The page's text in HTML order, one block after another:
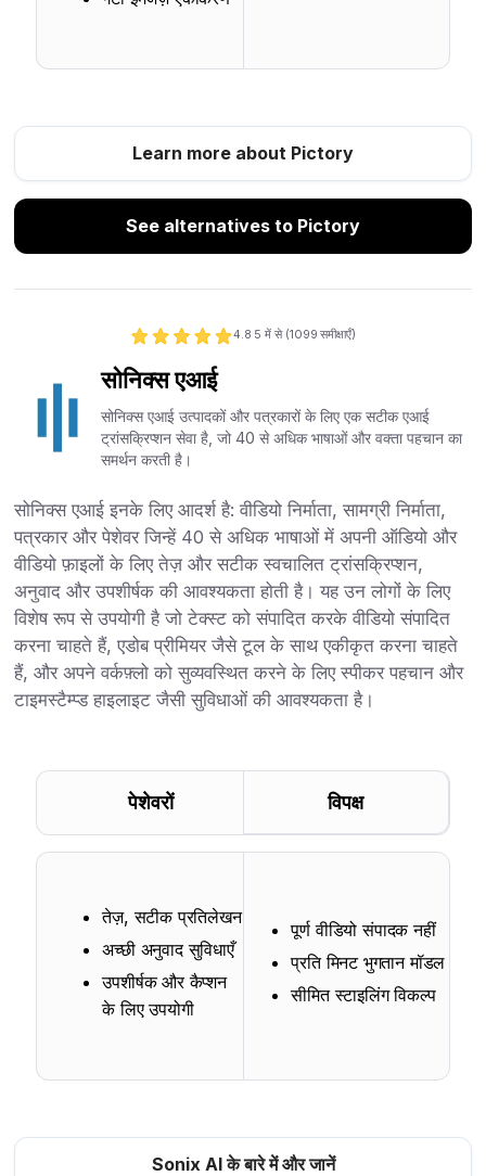
Learn more about Pictory
See alternatives to Pictory
4.8 5 में से (1099 समीक्षाएँ)
सोनिक्स एआई
सोनिक्स एआई उत्पादकों और पत्रकारों के लिए एक सटीक एआई
ट्रांसक्रिप्शन सेवा है, जो 40 से अधिक भाषाओं और वक्ता पहचान का
समर्थन करती है।
सोनिक्स एआई इनके लिए आदर्श है: वीडियो निर्माता, सामग्री निर्माता,
पत्रकार और पेशेवर जिन्हें 40 से अधिक भाषाओं में अपनी ऑडियो और
वीडियो फ़ाइलों के लिए तेज़ और सटीक स्वचालित ट्रांसक्रिप्शन,
अनुवाद और उपशीर्षक की आवश्यकता होती है। यह उन लोगों के लिए
विशेष रूप से उपयोगी है जो टेक्स्ट को संपादित करके वीडियो संपादित
करना चाहते हैं, एडोब प्रीमियर जैसे टूल के साथ एकीकृत करना चाहते
हैं, और अपने वर्कफ़्लो को सुव्यवस्थित करने के लिए स्पीकर पहचान और
टाइमस्टैम्प्ड हाइलाइट जैसी सुविधाओं की आवश्यकता है।
पेशेवरों विपक्ष
तेज़, सटीक प्रतिलेखन
अच्छी अनुवाद सुविधाएँ
उपशीर्षक और कैप्शन
के लिए उपयोगी
पूर्ण वीडियो संपादक नहीं
प्रति मिनट भुगतान मॉडल
सीमित स्टाइलिंग विकल्प
Sonix AI के बारे में और जानें